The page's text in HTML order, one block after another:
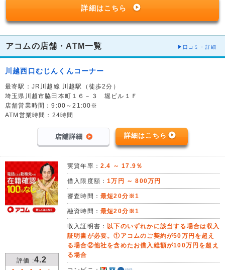
詳細はこちら
アコムの店舗・ATM一覧 口コミ・詳細
川越西口むじんくんコーナー
最寄駅：JR川越線 川越駅（徒歩2分）
埼玉県川越市脇田本町１６－３ 堀ビル１Ｆ
店舗営業時間：9:00～21:00※
ATM営業時間：24時間
詳細はこちら
評価 :4.2
実質年率： 2.4 ～ 17.9％
借入限度額：1万円 ～ 800万円
審査時間： 最短20分※1
融資時間： 最短20分※1
収入証明書： 以下のいずれかに該当する場合は収入
証明書が必要。①アコムのご契約が50万円を超え
る場合②他社を含めたお借入総額が100万円を超え
る場合